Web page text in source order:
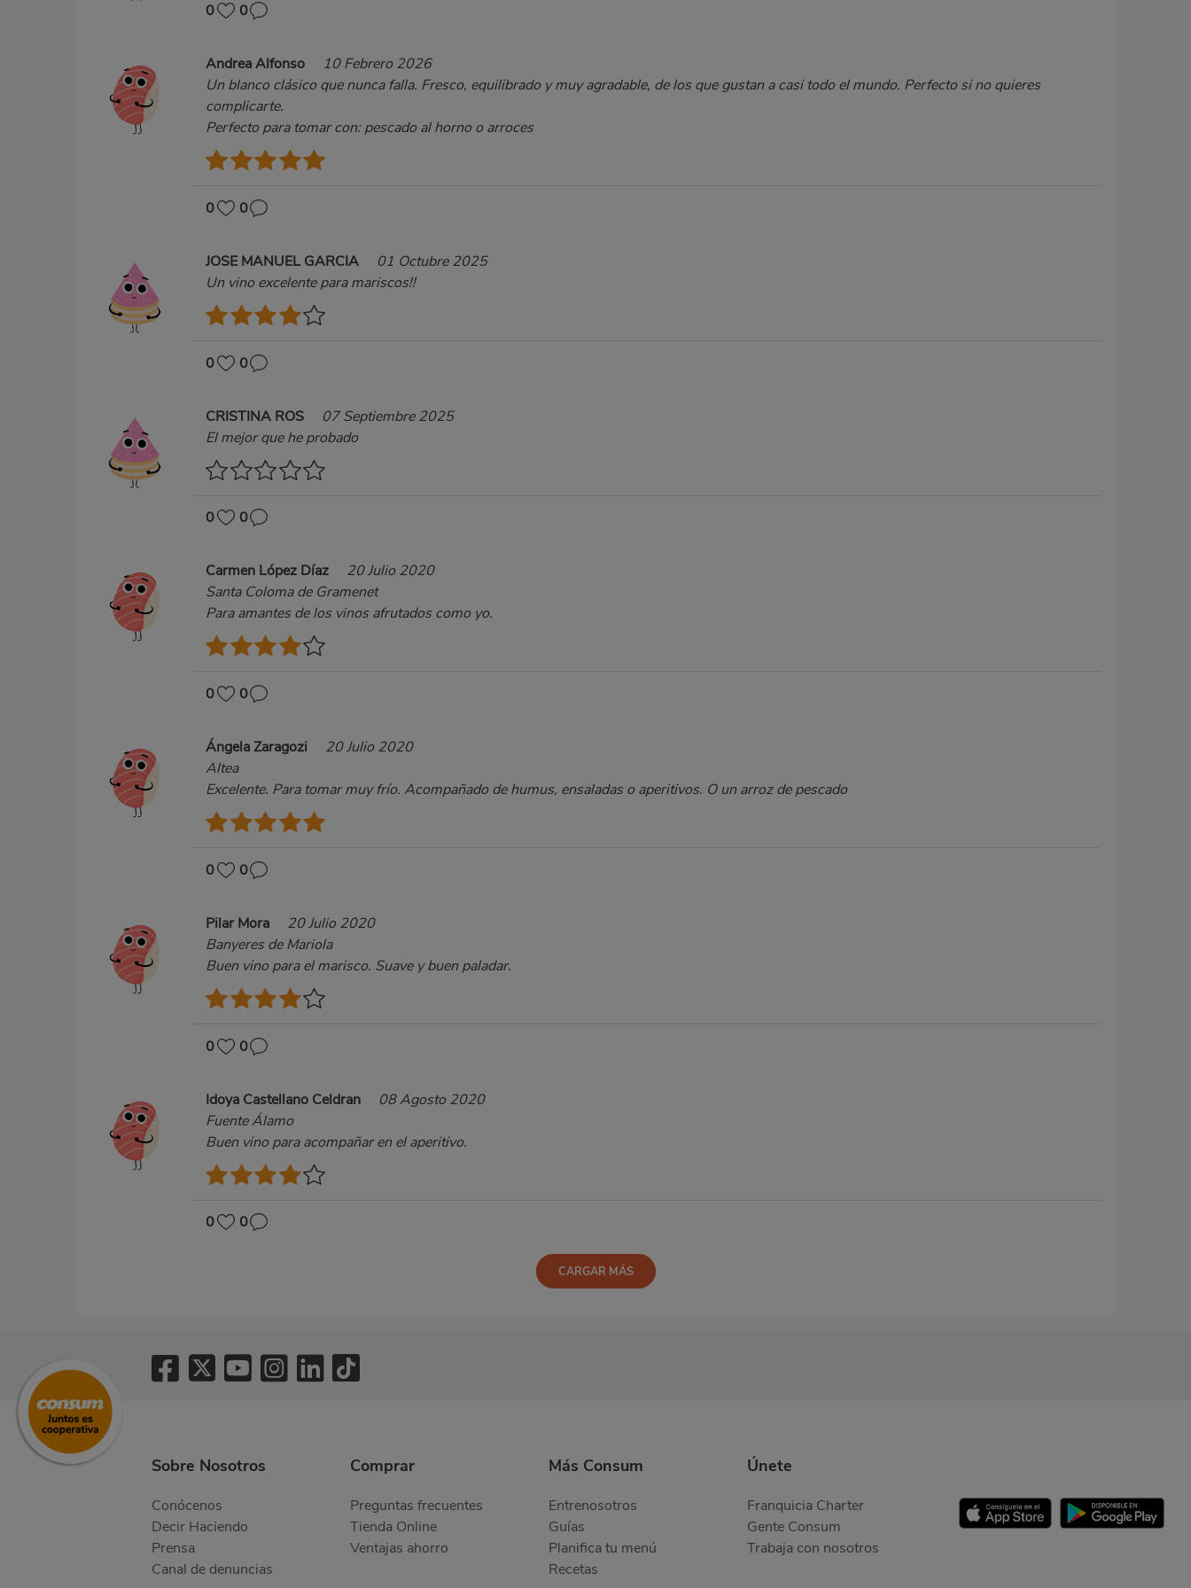
0 0
Andrea Alfonso
10 Febrero 2026
Un blanco clásico que nunca falla. Fresco, equilibrado y muy agradable, de los que gustan a casi todo el mundo. Perfecto si no quieres
complicarte.
Perfecto para tomar con: pescado al horno o arroces
0 0
JOSE MANUEL GARCIA
01 Octubre 2025
Un vino excelente para mariscos!!
0 0
CRISTINA ROS
07 Septiembre 2025
El mejor que he probado
0 0
Carmen López Díaz
20 Julio 2020
Santa Coloma de Gramenet
Para amantes de los vinos afrutados como yo.
0 0
Ángela Zaragozi
20 Julio 2020
Altea
Excelente. Para tomar muy frío. Acompañado de humus, ensaladas o aperitivos. O un arroz de pescado
0 0
Pilar Mora
20 Julio 2020
Banyeres de Mariola
Buen vino para el marisco. Suave y buen paladar.
0 0
Idoya Castellano Celdran
08 Agosto 2020
Fuente Álamo
Buen vino para acompañar en el aperitivo.
0 0
CARGAR MÁS
Sobre Nosotros
Conócenos
Decir Haciendo
Prensa
Canal de denuncias
Comprar
Preguntas frecuentes
Tienda Online
Ventajas ahorro
Más Consum
Entrenosotros
Guías
Planifica tu menú
Recetas
Únete
Franquicia Charter
Gente Consum
Trabaja con nosotros